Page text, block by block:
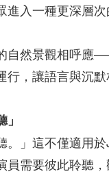
入一種更深層次
自然景觀相呼應
，讓語言與沉
。」這不僅適用
需要彼此聆聽